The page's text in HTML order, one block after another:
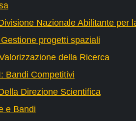
Nazionale Abilitante per
progetti spaziali
della Ricerca
Bandi Competitivi
Direzione Scientifica
e Bandi